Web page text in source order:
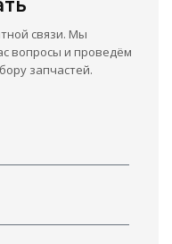
связи. Мы
вопросы и проведём
запчастей.